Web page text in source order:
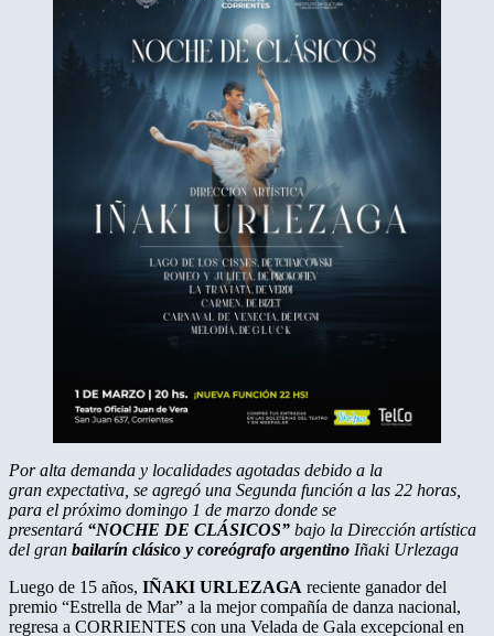
Poralta demanda y localidades agotadas debido a la
gran expectativa, se agregó una Segunda función a las 22 horas,
para el próximo domingo 1 de marzo donde se
presentará “NOCHE DE CLÁSICOS” bajo la Dirección artística
del gran bailarín clásico y coreógrafo argentino Iñaki Urlezaga
Luego de 15 años, IÑAKI URLEZAGA reciente ganador del
premio “Estrella de Mar” a la mejor compañía de danza nacional,
regresa a CORRIENTES con una Velada de Gala excepcional en